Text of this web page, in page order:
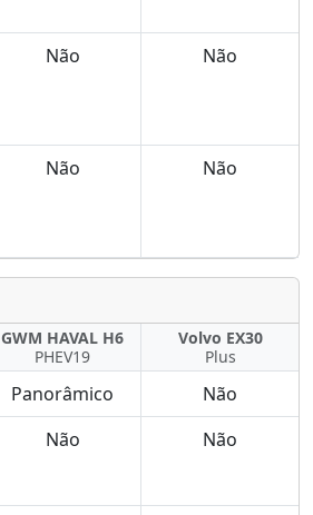
Não Não
Não Não
GWM HAVAL H6
PHEV19
Volvo EX30
Plus
Panorâmico Não
Não Não